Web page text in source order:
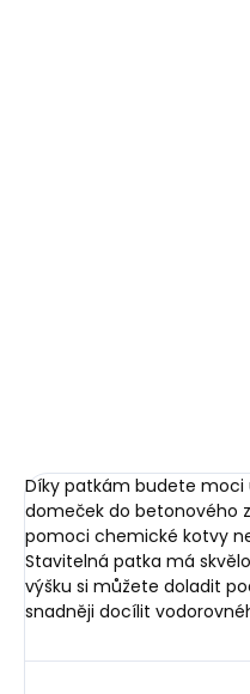
Díky patkám budete moci
domeček do betonového
pomoci chemické kotvy
Stavitelná patka má
výšku si můžete doladit
snadněji docílit